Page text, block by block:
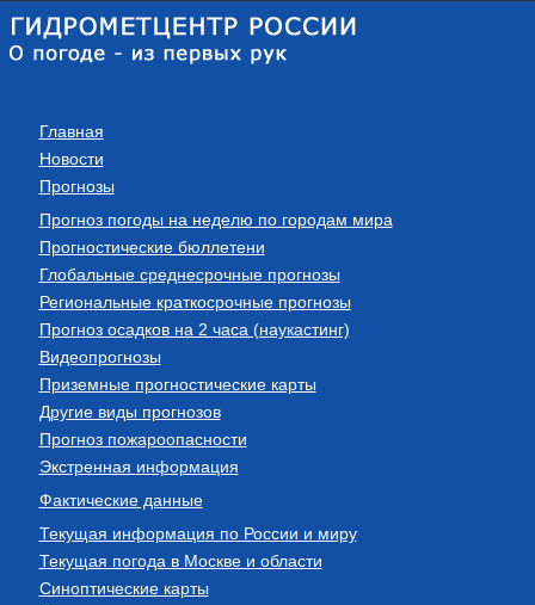
Главная
Новости
Прогнозы
Прогноз погоды на неделю по городам мира
Прогностические бюллетени
Глобальные среднесрочные прогнозы
Региональные краткосрочные прогнозы
Прогноз осадков на 2 часа (наукастинг)
Видеопрогнозы
Приземные прогностические карты
Другие виды прогнозов
Прогноз пожароопасности
Экстренная информация
Фактические данные
Текущая информация по России и миру
Текущая погода в Москве и области
Синоптические карты